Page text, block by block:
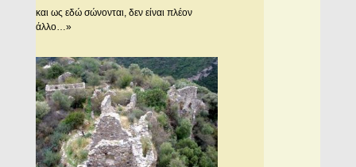
και ως εδώ σώνονται, δεν είναι πλέον
άλλο…»